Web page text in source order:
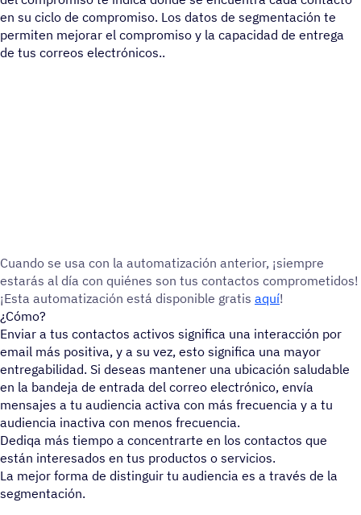
en su ciclo de compromiso. Los datos de segmentación te
permiten mejorar el compromiso y la capacidad de entrega
de tus correos electrónicos..
Cuando se usa con la auto­ma­ti­za­ción ante­rior, ¡siempre
estarás al día con quiénes son tus contac­tos compro­me­ti­dos!
¡Esta auto­ma­ti­za­ción está dispo­ni­ble gratis aquí!
¿Cómo?
Enviar a tus contactos activos significa una interacción por
email más positiva, y a su vez, esto significa una mayor
entregabilidad. Si deseas mantener una ubicación saludable
en la bandeja de entrada del correo electrónico, envía
mensajes a tu audiencia activa con más frecuencia y a tu
audiencia inactiva con menos frecuencia.
Dediqa más tiempo a concentrarte en los contactos que
están interesados en tus productos o servicios.
La mejor forma de distinguir tu audiencia es a través de la
segmentación.